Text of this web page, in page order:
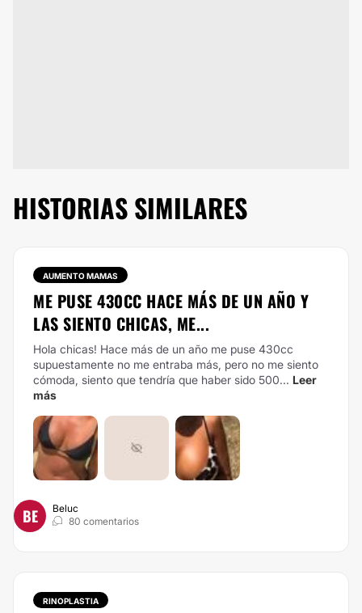
HISTORIAS SIMILARES
AUMENTO MAMAS
ME PUSE 430CC HACE MÁS DE UN AÑO Y
LAS SIENTO CHICAS, ME...
Hola chicas! Hace más de un año me puse 430cc
supuestamente no me entraba más, pero no me siento
cómoda, siento que tendría que haber sido 500... Leer
más
BE
Beluc
80 comentarios
RINOPLASTIA